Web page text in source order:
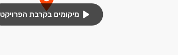
מיקומים בקרבת הפרויקט